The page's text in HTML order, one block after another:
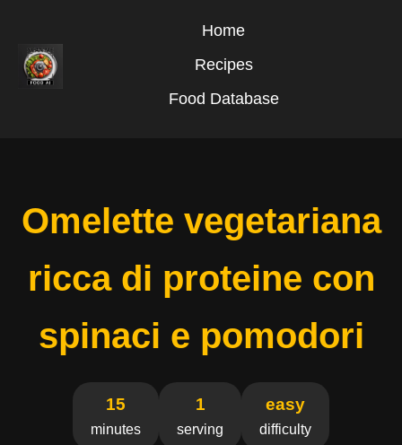
Home
Recipes
Food Database
Omelette vegetariana
ricca di proteine con
spinaci e pomodori
15
minutes
1
serving
easy
difficulty